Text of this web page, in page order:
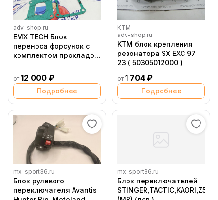
adv-shop.ru
EMX TECH Блок
переноса форсунок с
комплектом прокладок
/ 17 23 (ВСХ) ( 74 20 009
)
от 12 000 ₽
Подробнее
KTM
adv-shop.ru
KTM блок крепления
резонатора SX EXC 97
23 ( 50305012000 )
от 1 704 ₽
Подробнее
mx-sport36.ru
Блок рулевого
переключателя Avantis
mx-sport36.ru
Блок переключателей